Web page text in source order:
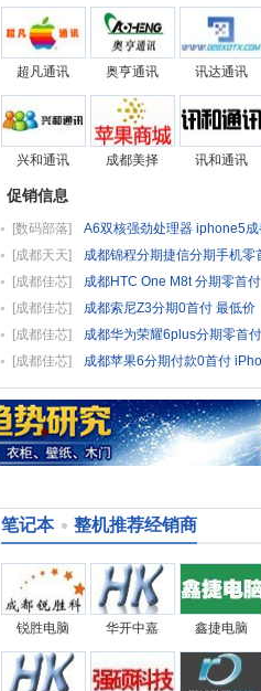
超凡通讯 奥亨通讯 讯达通讯
兴和通讯 成都美择 讯和通讯
促销信息
A6双核强劲处理器 iphone5
[数码部落]
成都锦程分期捷信分期手机零
[成都天天]
成都HTC One M8t 分期零首付
[成都佳芯]
成都索尼Z3分期0首付 最低价
[成都佳芯]
成都华为荣耀6plus分期零首
[成都佳芯]
成都苹果6分期付款0首付
[成都佳芯]
笔记本 整机推荐经销商
锐胜电脑 华开中嘉 鑫捷电脑